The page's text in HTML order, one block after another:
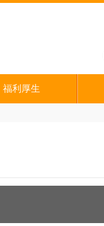
福利厚生